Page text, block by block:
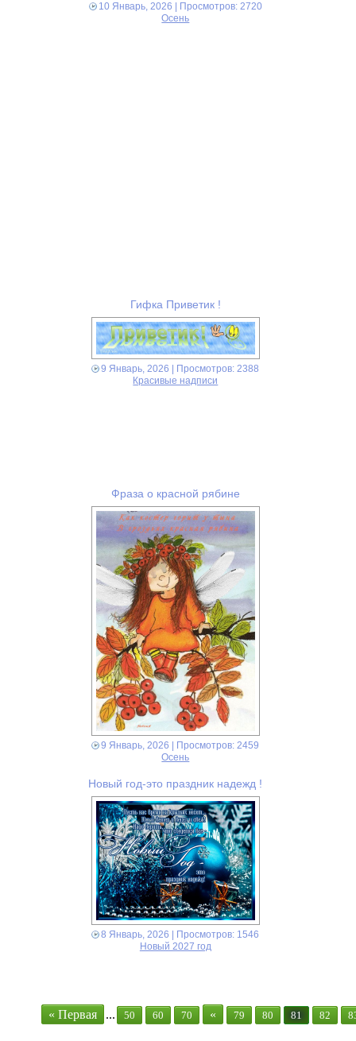
10 Январь, 2026 | Просмотров: 2720
Осень
Гифка Приветик !
9 Январь, 2026 | Просмотров: 2388
Красивые надписи
Фраза о красной рябине
9 Январь, 2026 | Просмотров: 2459
Осень
Новый год-это праздник надежд !
8 Январь, 2026 | Просмотров: 1546
Новый 2027 год
« Первая ... 50 60 70 « 79 80 81 82